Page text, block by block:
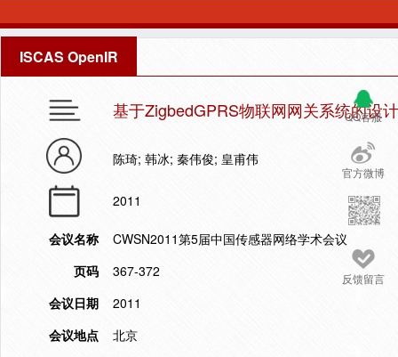
ISCAS OpenIR
QQ客服
官方微博
反馈留言
基于ZigbedGPRS物联网网关系统的设
陈琦; 韩冰; 秦伟俊; 皇甫伟
2011
会议名称
CWSN2011第5届中国传感器网络学术会议
页码
367-372
会议日期
2011
会议地点
北京